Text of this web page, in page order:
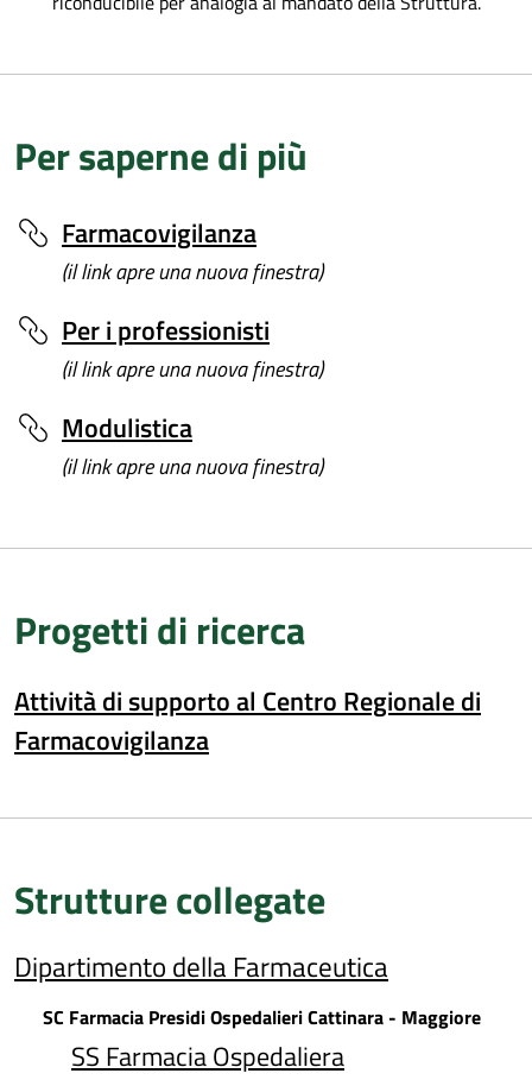
Per saperne di più
Farmacovigilanza
(il link apre una nuova finestra)
Per i professionisti
(il link apre una nuova finestra)
Modulistica
(il link apre una nuova finestra)
Progetti di ricerca
Attività di supporto al Centro Regionale di
Farmacovigilanza
Strutture collegate
Dipartimento della Farmaceutica
SC Farmacia Presidi Ospedalieri Cattinara - Maggiore
SS Farmacia Ospedaliera